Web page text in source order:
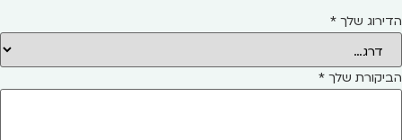
הדירוג שלך *
הביקורת שלך *